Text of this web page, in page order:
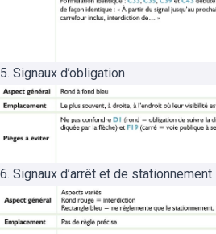
5. Signaux d’obligation
6. Signaux d’arrêt et de stationnement